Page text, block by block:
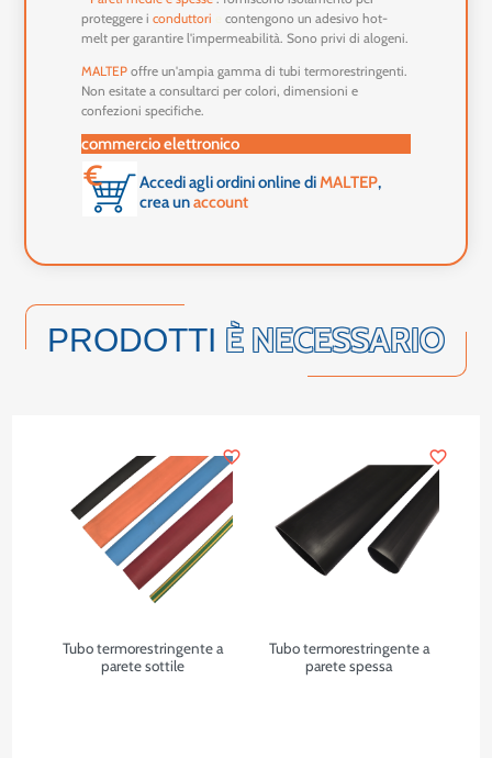
proteggere iconduttori econtengono un adesivo hot-
melt per garantire l'impermeabilità. Sono privi di alogeni.
MALTEP offre un'ampia gamma di tubi termorestringenti.
Non esitate a consultarci per colori, dimensioni e
confezioni specifiche.
commercio elettronico
Accedi agli ordini online diMALTEP,
crea unaccount
PRODOTTI È NECESSARIO
Tubo termorestringente a
parete sottile
favorite_border
Tubo termorestringente a
parete spessa
favorite_border